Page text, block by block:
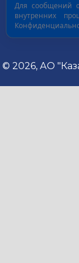
Для сообщений
внутренних
© 2026, АО